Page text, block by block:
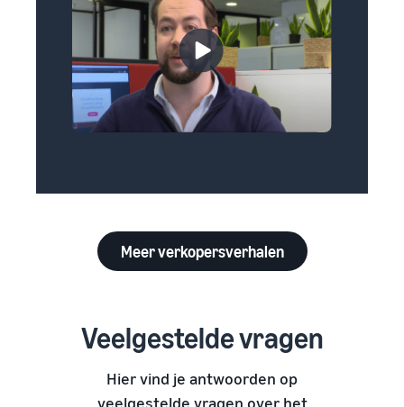
Meer verkopersverhalen
Veelgestelde vragen
Hier vind je antwoorden op
veelgestelde vragen over het